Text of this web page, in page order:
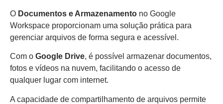
O Documentos e Armazenamento no Google
Workspace proporcionam uma solução prática para
gerenciar arquivos de forma segura e acessível.
Com o Google Drive, é possível armazenar documentos,
fotos e vídeos na nuvem, facilitando o acesso de
qualquer lugar com internet.
A capacidade de compartilhamento de arquivos permite